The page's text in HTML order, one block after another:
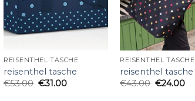
REISENTHEL TASCHE
reisenthel tasche
€53.00 €31.00
REISENTHEL TASCHE
reisenthel tasche
€43.00 €24.00